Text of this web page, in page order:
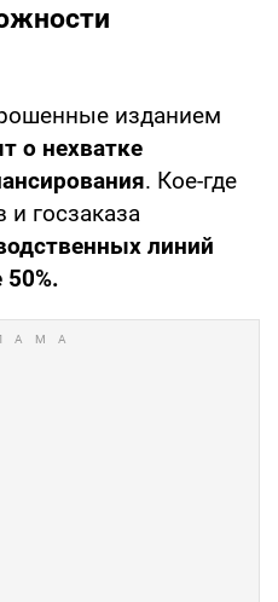
изданием
о нехватке
. Кое-где
и госзаказа
линий